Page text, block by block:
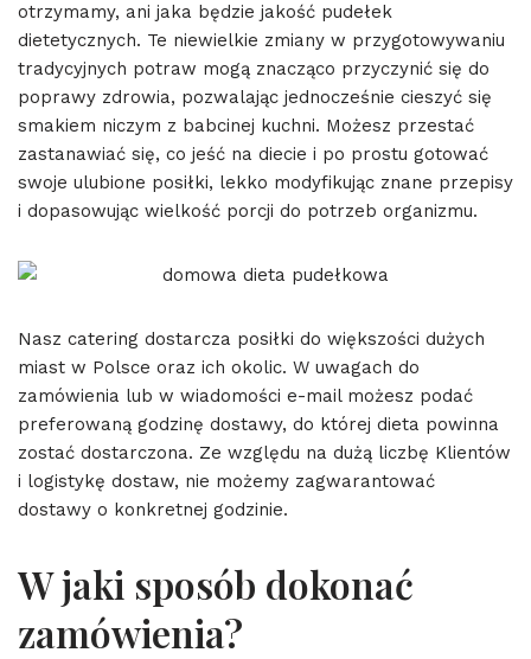
otrzymamy, ani jaka będzie jakość pudełek
dietetycznych. Te niewielkie zmiany w przygotowywaniu
tradycyjnych potraw mogą znacząco przyczynić się do
poprawy zdrowia, pozwalając jednocześnie cieszyć się
smakiem niczym z babcinej kuchni. Możesz przestać
zastanawiać się, co jeść na diecie i po prostu gotować
swoje ulubione posiłki, lekko modyfikując znane przepisy
i dopasowując wielkość porcji do potrzeb organizmu.
Nasz catering dostarcza posiłki do większości dużych
miast w Polsce oraz ich okolic. W uwagach do
zamówienia lub w wiadomości e-mail możesz podać
preferowaną godzinę dostawy, do której dieta powinna
zostać dostarczona. Ze względu na dużą liczbę Klientów
i logistykę dostaw, nie możemy zagwarantować
dostawy o konkretnej godzinie.
W jaki sposób dokonać
zamówienia?